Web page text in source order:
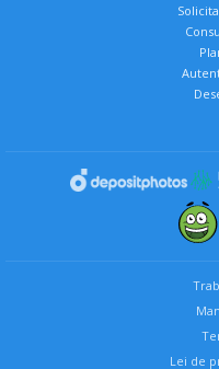
Lei de